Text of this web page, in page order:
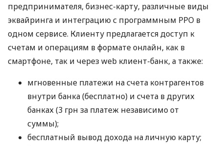
предпринимателя, бизнес-карту, различные виды
эквайринга и интеграцию с программным РРО в
одном сервисе. Клиенту предлагается доступ к
счетам и операциям в формате онлайн, как в
смартфоне, так и через web клиент-банк, а также:
мгновенные платежи на счета контрагентов
внутри банка (бесплатно) и счета в других
банках (3 грн за платеж независимо от
суммы);
бесплатный вывод дохода на личную карту;